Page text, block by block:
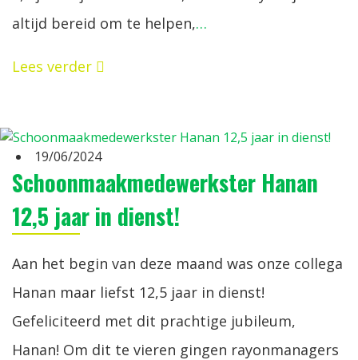
altijd bereid om te helpen,…
Lees verder
19/06/2024
Schoonmaakmedewerkster Hanan
12,5 jaar in dienst!
Aan het begin van deze maand was onze collega
Hanan maar liefst 12,5 jaar in dienst!
Gefeliciteerd met dit prachtige jubileum,
Hanan! Om dit te vieren gingen rayonmanagers